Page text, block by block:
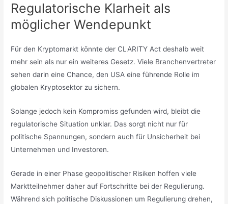
Regulatorische Klarheit als
möglicher Wendepunkt
Für den Kryptomarkt könnte der CLARITY Act deshalb weit
mehr sein als nur ein weiteres Gesetz. Viele Branchenvertreter
sehen darin eine Chance, den USA eine führende Rolle im
globalen Kryptosektor zu sichern.
Solange jedoch kein Kompromiss gefunden wird, bleibt die
regulatorische Situation unklar. Das sorgt nicht nur für
politische Spannungen, sondern auch für Unsicherheit bei
Unternehmen und Investoren.
Gerade in einer Phase geopolitischer Risiken hoffen viele
Marktteilnehmer daher auf Fortschritte bei der Regulierung.
Während sich politische Diskussionen um Regulierung drehen,